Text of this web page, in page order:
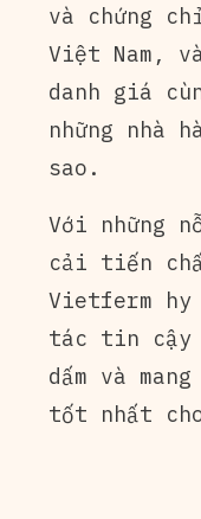
và chứng
Việt Nam,
danh giá
những nhà
sao.
Với những
cải tiến
Vietferm
tác tin cậy
dấm và
tốt nhất